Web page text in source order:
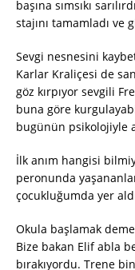
başına sımsıkı
stajını tamamladı ve
Sevgi nesnesini
Karlar Kraliçesi de
göz kırpıyor sevgili
buna göre
bugünün psikolojiyle
İlk anım hangisi
peronunda
çocukluğumda yer
Okula başlamak
Bize bakan Elif abla
bırakıyordu. Trene